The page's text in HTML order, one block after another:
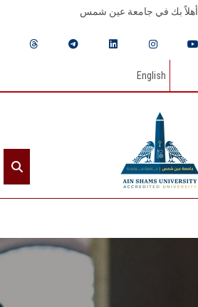
أهلاً بك في جامعة عين شمس
English
الرئيسيـة